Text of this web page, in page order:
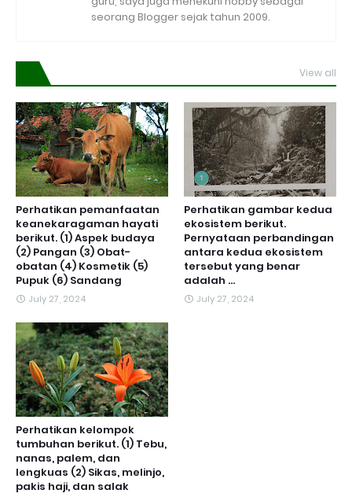
seorang Blogger sejak tahun 2009.
View all
Perhatikan pemanfaatan
keanekaragaman hayati
berikut. (1) Aspek budaya
(2) Pangan (3) Obat-
obatan (4) Kosmetik (5)
Pupuk (6) Sandang
July 27, 2024
Perhatikan gambar kedua
ekosistem berikut.
Pernyataan perbandingan
antara kedua ekosistem
tersebut yang benar
adalah ...
July 27, 2024
Perhatikan kelompok
tumbuhan berikut. (1) Tebu,
nanas, palem, dan
lengkuas (2) Sikas, melinjo,
pakis haji, dan salak